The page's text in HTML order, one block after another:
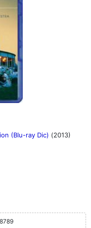
(Blu-ray Dic) (2013)